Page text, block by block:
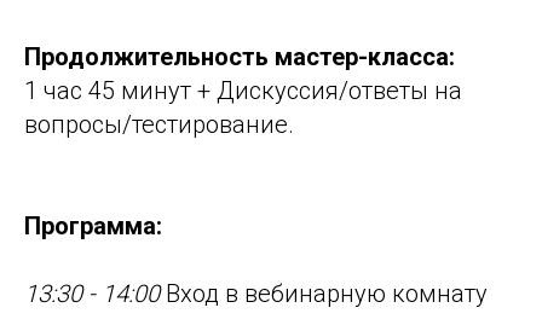
Продолжительность мастер-класса:
1 час 45 минут + Дискуссия/ответы на
вопросы/тестирование.
Программа:
13:30 - 14:00Вход в вебинарную комнату